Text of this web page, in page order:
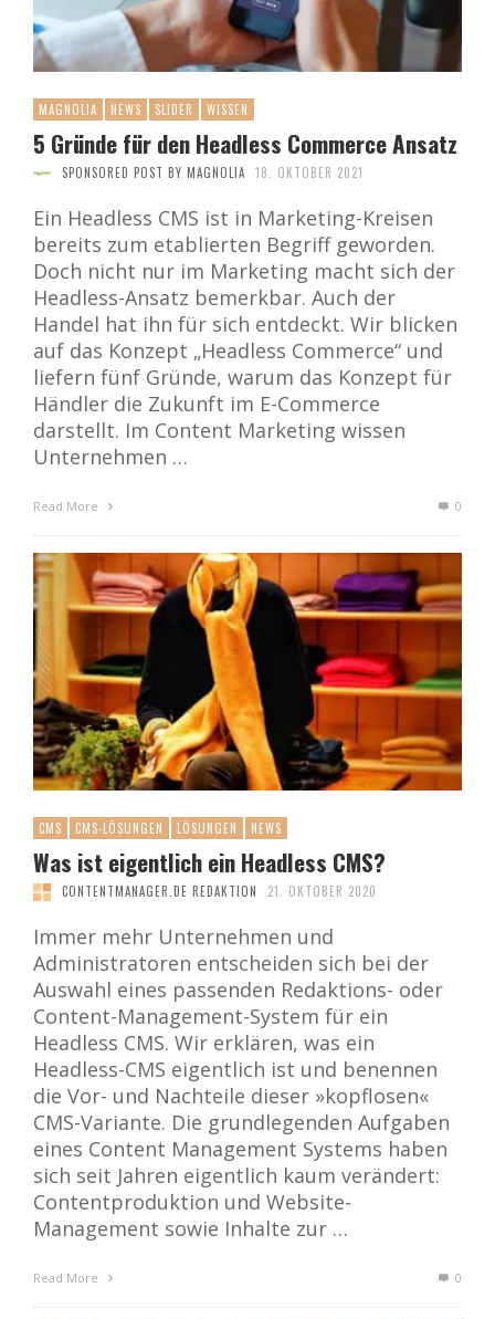
MAGNOLIA NEWS SLIDER WISSEN
5 Gründe für den Headless Commerce Ansatz
SPONSORED POST BY MAGNOLIA 18. OKTOBER 2021
Ein Headless CMS ist in Marketing-Kreisen
bereits zum etablierten Begriff geworden.
Doch nicht nur im Marketing macht sich der
Headless-Ansatz bemerkbar. Auch der
Handel hat ihn für sich entdeckt. Wir blicken
auf das Konzept „Headless Commerce“ und
liefern fünf Gründe, warum das Konzept für
Händler die Zukunft im E-Commerce
darstellt. Im Content Marketing wissen
Unternehmen …
Read More 0
CMS CMS-LÖSUNGEN LÖSUNGEN NEWS
Was ist eigentlich ein Headless CMS?
CONTENTMANAGER.DE REDAKTION 21. OKTOBER 2020
Immer mehr Unternehmen und
Administratoren entscheiden sich bei der
Auswahl eines passenden Redaktions- oder
Content-Management-System für ein
Headless CMS. Wir erklären, was ein
Headless-CMS eigentlich ist und benennen
die Vor- und Nachteile dieser »kopflosen«
CMS-Variante. Die grundlegenden Aufgaben
eines Content Management Systems haben
sich seit Jahren eigentlich kaum verändert:
Contentproduktion und Website-
Management sowie Inhalte zur …
Read More 0